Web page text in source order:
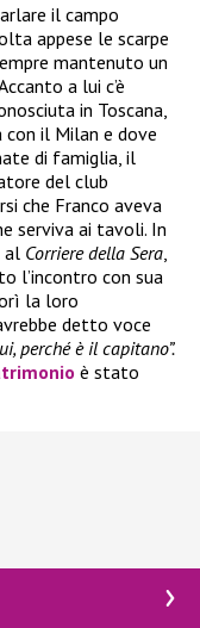
il campo
appese le scarpe
mantenuto un
a lui c’è
in Toscana,
il Milan e dove
di famiglia, il
del club
che Franco aveva
serviva ai tavoli. In
al Corriere della Sera
l’incontro con sua
la loro
detto voce
perché è il capitano”.
è stato